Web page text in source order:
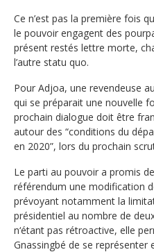
Ce n’est pas la première fois
le pouvoir engagent des
présent restés lettre morte,
l’autre statu quo.
Pour Adjoa, une revendeuse
qui se préparait une nouvelle
prochain dialogue doit être
autour des “conditions du
en 2020”, lors du prochain
Le parti au pouvoir a promis
référendum une modification
prévoyant notamment la
présidentiel au nombre de
n‘étant pas rétroactive, elle
Gnassingbé de se représenter